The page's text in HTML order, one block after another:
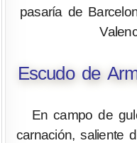
pasaría de
Escudo de
En campo de
carnación, saliente